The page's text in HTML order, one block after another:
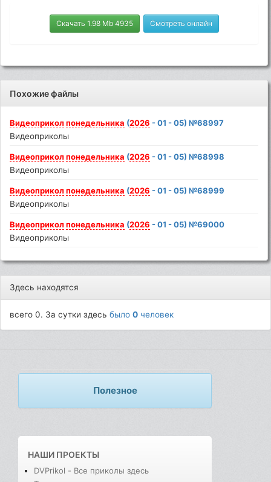
Скачать 1.98 Mb 4935 Смотреть онлайн
Похожие файлы
Видеоприкол понедельника (2026 - 01 - 05) №68997
Видеоприколы
Видеоприкол понедельника (2026 - 01 - 05) №68998
Видеоприколы
Видеоприкол понедельника (2026 - 01 - 05) №68999
Видеоприколы
Видеоприкол понедельника (2026 - 01 - 05) №69000
Видеоприколы
Здесь находятся
всего 0. За сутки здесьбыло0 человек
Полезное
НАШИ ПРОЕКТЫ
DVPrikol - Все приколы здесь